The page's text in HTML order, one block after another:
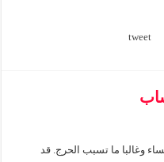
tweet
وغالبا ما تسبب الحرج. قد